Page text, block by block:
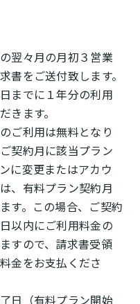
翌々月の月初３営業
書をご送付致します。
までに１年分の利用
きます。
ご利用は無料となり
契約月に該当プラン
に変更またはアカウ
、有料プラン契約月
す。この場合、ご契約
以内にご利用料金の
すので、請求書受領
金をお支払くださ
日（有料プラン開始